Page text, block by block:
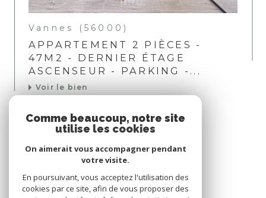
Vannes (56000)
APPARTEMENT 2 PIÈCES -
47M2 - DERNIER ÉTAGE
ASCENSEUR - PARKING -...
Voir le bien
Nous suivre sur
Comme beaucoup, notre site
utilise les cookies
On aimerait vous accompagner pendant
votre visite.
En poursuivant, vous acceptez l'utilisation des
cookies par ce site, afin de vous proposer des